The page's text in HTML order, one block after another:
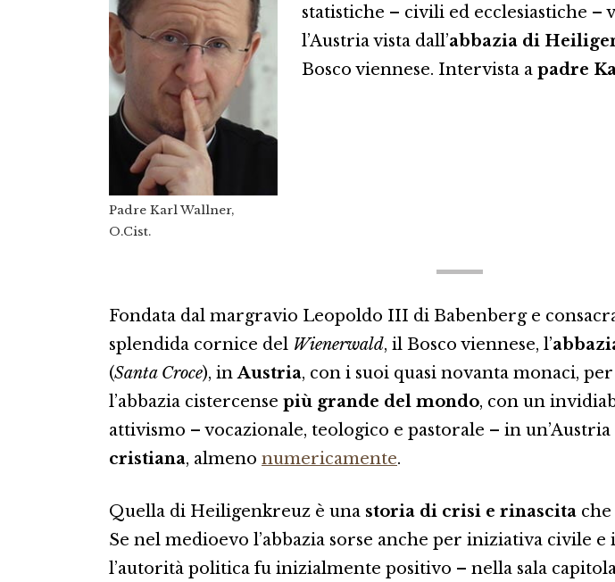
Padre Karl Wallner,
O.Cist.
statistiche – civili ed ecclesiastiche –
l’Austria vista dall’abbazia di
Bosco viennese. Intervista a padre
Fondata dal margravio Leopoldo III di Babenberg e
splendida cornice del Wienerwald, il Bosco viennese, l’
(Santa Croce), inAustria, con i suoi quasi novanta monaci,
l’abbazia cistercense più grande del mondo, con un
attivismo – vocazionale, teologico e pastorale – in un’Austria
cristiana, almeno numericamente.
Quella di Heiligenkreuz è una storia di crisi e rinascita
Se nel medioevo l’abbazia sorse anche per iniziativa civile
l’autorità politica fu inizialmente positivo – nella sala